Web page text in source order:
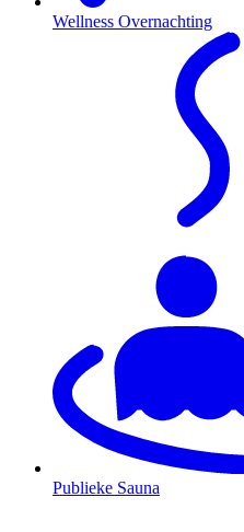
Wellness Overnachting
Publieke Sauna